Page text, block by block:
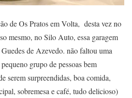
de Os Pratos em Volta, desta vez no
mesmo, no Silo Auto, essa garagem
de Azevedo. não faltou uma
grupo de pessoas bem
serem surpreendidas, boa comida,
sobremesa e café, tudo delicioso)